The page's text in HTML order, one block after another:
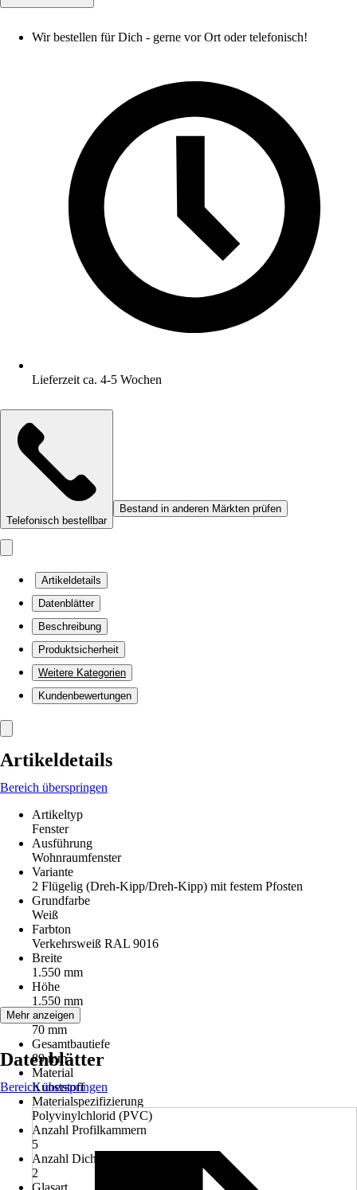
Wir bestellen für Dich - gerne vor Ort oder telefonisch!
Lieferzeit ca. 4-5 Wochen
Telefonisch bestellbar
Bestand in anderen Märkten prüfen
Artikeldetails
Datenblätter
Beschreibung
Produktsicherheit
Weitere Kategorien
Kundenbewertungen
Artikeldetails
Bereich überspringen
Artikeltyp
Fenster
Ausführung
Wohnraumfenster
Variante
2 Flügelig (Dreh-Kipp/Dreh-Kipp) mit festem Pfosten
Grundfarbe
Weiß
Farbton
Verkehrsweiß RAL 9016
Breite
1.550 mm
Höhe
1.550 mm
Bautiefe
70 mm
Gesamtbautiefe
89 mm
Material
Kunststoff
Materialspezifizierung
Polyvinylchlorid (PVC)
Anzahl Profilkammern
5
Anzahl Dichtungen
2
Glasart
Mehr anzeigen
Datenblätter
Bereich überspringen